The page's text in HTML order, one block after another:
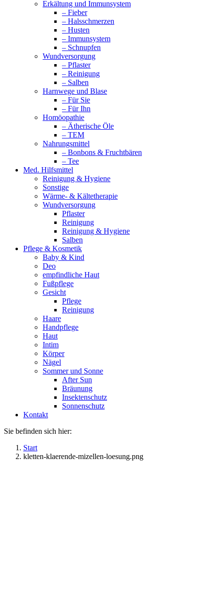
Erkältung und Immunsystem
– Fieber
– Halsschmerzen
– Husten
– Immunsystem
– Schnupfen
Wundversorgung
– Pflaster
– Reinigung
– Salben
Harnwege und Blase
– Für Sie
– Für Ihn
Homöopathie
– Ätherische Öle
– TEM
Nahrungsmittel
– Bonbons & Fruchtbären
– Tee
Med. Hilfsmittel
Reinigung & Hygiene
Sonstige
Wärme- & Kältetherapie
Wundversorgung
Pflaster
Reinigung
Reinigung & Hygiene
Salben
Pflege & Kosmetik
Baby & Kind
Deo
empfindliche Haut
Fußpflege
Gesicht
Pflege
Reinigung
Haare
Handpflege
Haut
Intim
Körper
Nägel
Sommer und Sonne
After Sun
Bräunung
Insektenschutz
Sonnenschutz
Kontakt
Sie befinden sich hier:
Start
kletten-klaerende-mizellen-loesung.png